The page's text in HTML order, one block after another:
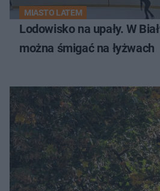
MIASTO LATEM
Lodowisko na upały. W
można śmigać na łyżwach